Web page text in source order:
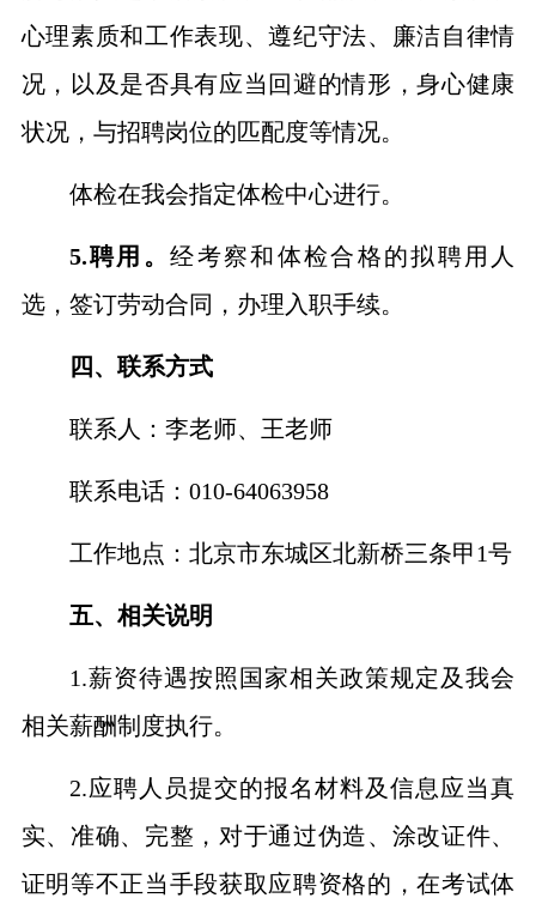
心理素质和工作表现、遵纪守法、廉洁自律情
况，以及是否具有应当回避的情形，身心健康
状况，与招聘岗位的匹配度等情况。
体检在我会指定体检中心进行。
5.聘用。经考察和体检合格的拟聘用人
选， 签订劳动合同，办理 入职手续。
四、联系方式
联系人：李老师、 王老师
联系电话： 010-64063958
工作地点：北京市东城区北新桥三条甲1号
五、相关说明
1.薪资待遇按照国家相关政策规定 及我会
相关薪酬制度执行。
2.应聘人员提交的报名材料及信息应当真
实、准确、完整，对于通过伪造、涂改证件、
证明等不正当手段获取应聘资格的，在考试体